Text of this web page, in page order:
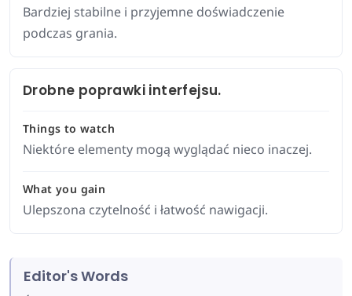
Bardziej stabilne i przyjemne doświadczenie
podczas grania.
Drobne poprawki interfejsu.
Things to watch
Niektóre elementy mogą wyglądać nieco inaczej.
What you gain
Ulepszona czytelność i łatwość nawigacji.
Editor's Words